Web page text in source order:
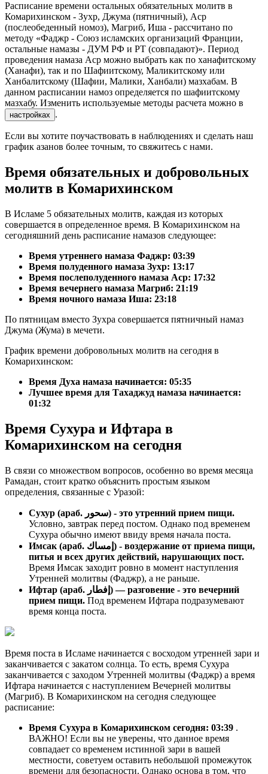
Расписание времени остальных обязательных молитв в
Комарихинском - Зухр, Джума (пятничный), Аср
(послеобеденный номоз), Магриб, Иша - рассчитано по
методу «Фаджр - Союз исламских организаций Франции,
остальные намазы - ДУМ РФ и РТ (совпадают)». Период
проведения намаза Аср можно выбрать как по ханафитскому
(Ханафи), так и по Шафиитскому, Маликитскому или
Ханбалитскому (Шафии, Малики, Ханбали) мазхабам. В
данном расписании намоз определяется по шафиитскому
мазхабу. Изменить используемые методы расчета можно в
настройках .
Если вы хотите поучаствовать в наблюдениях и сделать наш
график азанов более точным, то свяжитесь с нами.
Время обязательных и добровольных
молитв в Комарихинском
В Исламе 5 обязательных молитв, каждая из которых
совершается в определенное время. В Комарихинском на
сегодняшний день расписание намазов следующее:
Время утреннего намаза Фаджр: 03:39
Время полуденного намаза Зухр: 13:17
Время послеполуденного намаза Аср: 17:32
Время вечернего намаза Магриб: 21:19
Время ночного намаза Иша: 23:18
По пятницам вместо Зухра совершается пятничный намаз
Джума (Жума) в мечети.
График времени добровольных молитв на сегодня в
Комарихинском:
Время Духа намаза начинается: 05:35
Лучшее время для Тахаджуд намаза начинается:
01:32
Время Сухура и Ифтара в
Комарихинском на сегодня
В связи со множеством вопросов, особенно во время месяца
Рамадан, стоит кратко объяснить простым языком
определения, связанные с Уразой:
Сухур (араб. سحور) - это утренний прием пищи.
Условно, завтрак перед постом. Однако под временем
Сухура обычно имеют ввиду время начала поста.
Имсак (араб. إمساك) - воздержание от приема пищи,
питья и всех других действий, нарушающих пост.
Время Имсак заходит ровно в момент наступления
Утренней молитвы (Фаджр), а не раньше.
Ифтар (араб. إفطار) — разговение - это вечерний
прием пищи. Под временем Ифтара подразумевают
время конца поста.
Время поста в Исламе начинается с восходом утренней зари и
заканчивается с закатом солнца. То есть, время Сухура
заканчивается с заходом Утренней молитвы (Фаджр) а время
Ифтара начинается с наступлением Вечерней молитвы
(Магриб). В Комарихинском на сегодня следующее
расписание:
Время Сухура в Комарихинском сегодня: 03:39 .
ВАЖНО! Если вы не уверены, что данное время
совпадает со временем истинной зари в вашей
местности, советуем оставить небольшой промежуток
времени для безопасности. Однако основа в том, что